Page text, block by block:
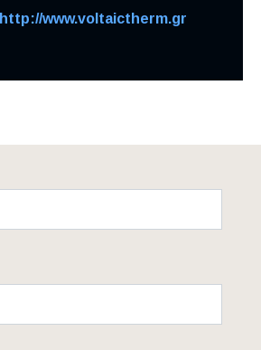
http://www.voltaictherm.gr